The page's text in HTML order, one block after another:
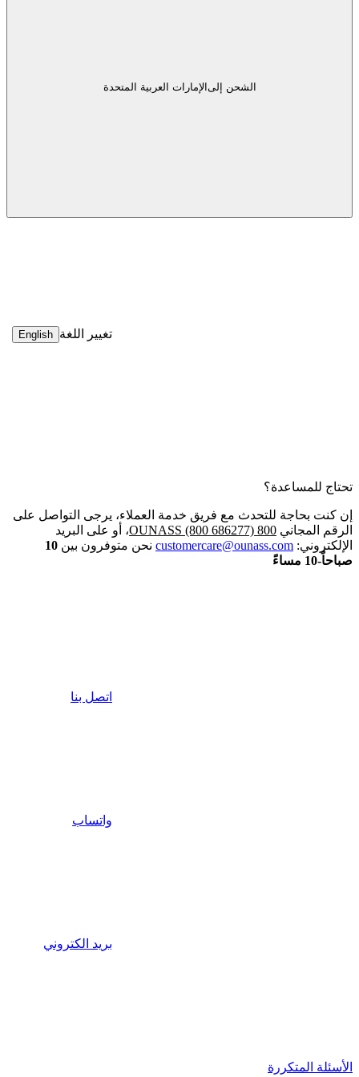
الشحن إلىالإمارات العربية المتحدة
تغيير اللغة English
تحتاج للمساعدة؟
إن كنت بحاجة للتحدث مع فريق خدمة العملاء، يرجى التواصل على
الرقم المجاني 800 OUNASS (800 686277)
، أو على البريد
الإلكتروني: customercare@ounass.com نحن متوفرون بين 10
صباحاً-10 مساءً
اتصل بنا
واتساب
بريد الكتروني
الأسئلة المتكررة